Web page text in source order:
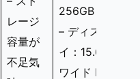
レージ
容量が
不足気
256GB SSD
– ディスプレ
イ：15.6型
ワイド LED